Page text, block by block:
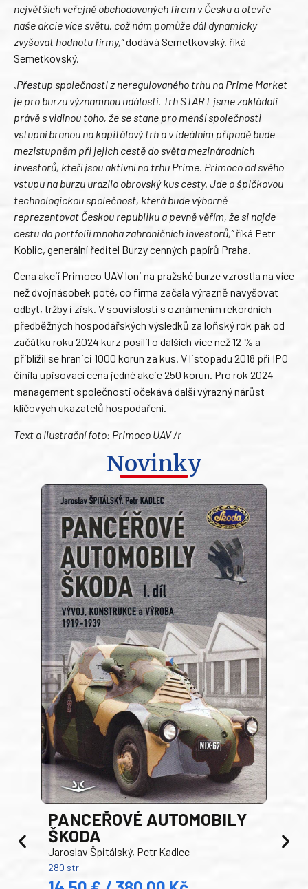
největších veřejně obchodovaných firem v Česku a otevře
naše akcie více světu, což nám pomůže dál dynamicky
zvyšovat hodnotu firmy,“dodává Semetkovský. říká
Semetkovský.
„Přestup společnosti z neregulovaného trhu na Prime Market
je pro burzu významnou událostí. Trh START jsme zakládali
právě s vidinou toho, že se stane pro menší společnosti
vstupní branou na kapitálový trh a v ideálním případě bude
mezistupněm při jejich cestě do světa mezinárodních
investorů, kteří jsou aktivní na trhu Prime. Primoco od svého
vstupu na burzu urazilo obrovský kus cesty. Jde o špičkovou
technologickou společnost, která bude výborně
reprezentovat Českou republiku a pevně věřím, že si najde
cestu do portfolií mnoha zahraničních investorů,”říká Petr
Koblic, generální ředitel Burzy cenných papírů Praha.
Cena akcií Primoco UAV loni na pražské burze vzrostla na více
než dvojnásobek poté, co firma začala výrazně navyšovat
odbyt, tržby i zisk. V souvislosti s oznámením rekordních
předběžných hospodářských výsledků za loňský rok pak od
začátku roku 2024 kurz posílil o dalších více než 12 % a
přiblížil se hranici 1000 korun za kus. V listopadu 2018 při IPO
činila upisovací cena jedné akcie 250 korun. Pro rok 2024
management společnosti očekává další výrazný nárůst
klíčových ukazatelů hospodaření.
Text a ilustrační foto: Primoco UAV /r
Novinky
PANCEŘOVÉ AUTOMOBILY
ŠKODA
Jaroslav Špitálský, Petr Kadlec
280 str.